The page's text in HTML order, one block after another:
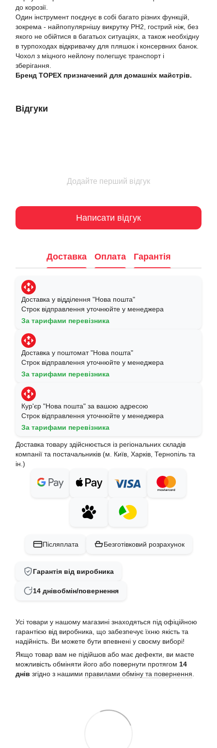
до корозії.
Один інструмент поєднує в собі багато різних функцій,
зокрема - найпопулярнішу викрутку PH2, гострий ніж, без
якого не обійтися в багатьох ситуаціях, а також необхідну
в турпоходах відкривачку для пляшок і консервних банок.
Чохол з міцного нейлону полегшує транспорт і
зберігання.
Бренд TOPEX призначений для домашніх майстрів.
Відгуки
Додайте перший відгук
Написати відгук
Доставка Оплата Гарантія
Доставка у відділення "Нова пошта"
Строк відправлення уточнюйте у менеджера
За тарифами перевізника
Доставка у поштомат "Нова пошта"
Строк відправлення уточнюйте у менеджера
За тарифами перевізника
Кур'єр "Нова пошта" за вашою адресою
Строк відправлення уточнюйте у менеджера
За тарифами перевізника
Доставка товару здійснюється із регіональних складів
компанії та постачальників (м. Київ, Харків, Тернопіль та
ін.)
Післяплата Безготівковий розрахунок
Гарантія від виробника
14 днівобмін/повернення
Усі товари у нашому магазині знаходяться під офіційною
гарантією від виробника, що забезпечує їхню якість та
надійність. Ви можете бути впевнені у своєму виборі!
Якщо товар вам не підійшов або має дефекти, ви маєте
можливість обміняти його або повернути протягом 14
днів згідно з нашими правилами обміну та повернення